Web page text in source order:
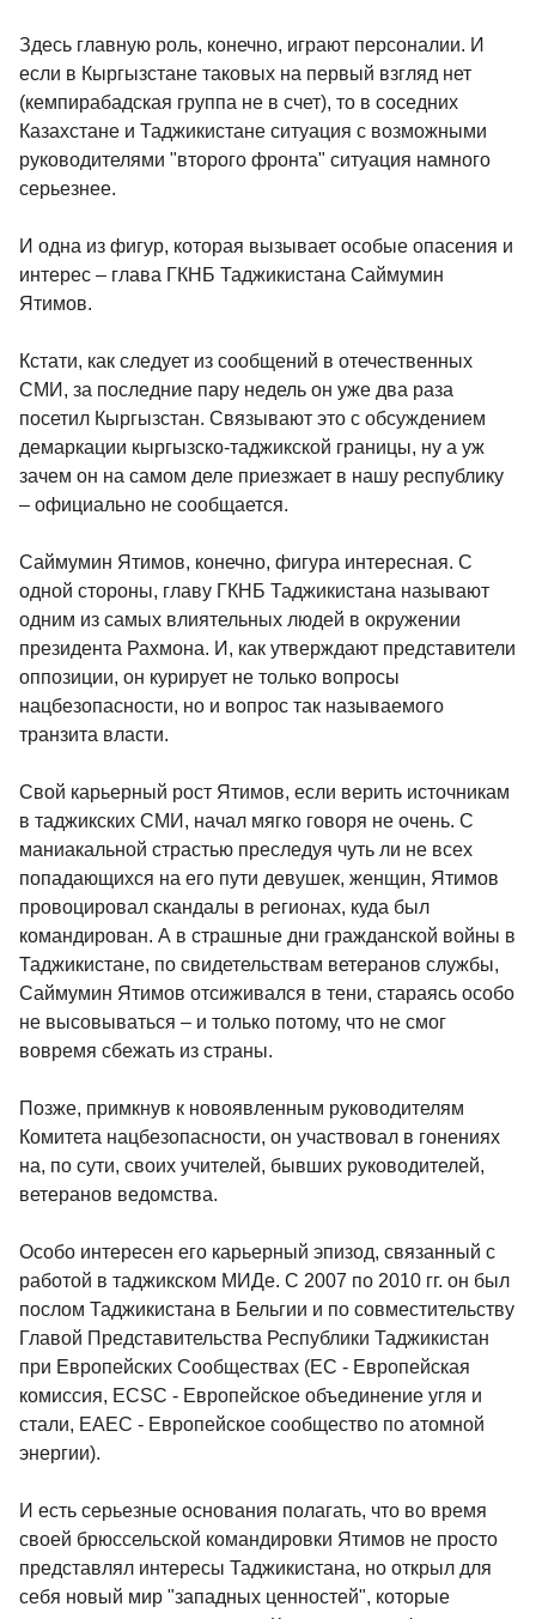
Здесь главную роль, конечно, играют персоналии. И
если в Кыргызстане таковых на первый взгляд нет
(кемпирабадская группа не в счет), то в соседних
Казахстане и Таджикистане ситуация с возможными
руководителями "второго фронта" ситуация намного
серьезнее.
И одна из фигур, которая вызывает особые опасения и
интерес – глава ГКНБ Таджикистана Саймумин
Ятимов.
Кстати, как следует из сообщений в отечественных
СМИ, за последние пару недель он уже два раза
посетил Кыргызстан. Связывают это с обсуждением
демаркации кыргызско-таджикской границы, ну а уж
зачем он на самом деле приезжает в нашу республику
– официально не сообщается.
Саймумин Ятимов, конечно, фигура интересная. С
одной стороны, главу ГКНБ Таджикистана называют
одним из самых влиятельных людей в окружении
президента Рахмона. И, как утверждают представители
оппозиции, он курирует не только вопросы
нацбезопасности, но и вопрос так называемого
транзита власти.
Свой карьерный рост Ятимов, если верить источникам
в таджикских СМИ, начал мягко говоря не очень. С
маниакальной страстью преследуя чуть ли не всех
попадающихся на его пути девушек, женщин, Ятимов
провоцировал скандалы в регионах, куда был
командирован. А в страшные дни гражданской войны в
Таджикистане, по свидетельствам ветеранов службы,
Саймумин Ятимов отсиживался в тени, стараясь особо
не высовываться – и только потому, что не смог
вовремя сбежать из страны.
Позже, примкнув к новоявленным руководителям
Комитета нацбезопасности, он участвовал в гонениях
на, по сути, своих учителей, бывших руководителей,
ветеранов ведомства.
Особо интересен его карьерный эпизод, связанный с
работой в таджикском МИДе. С 2007 по 2010 гг. он был
послом Таджикистана в Бельгии и по совместительству
Главой Представительства Республики Таджикистан
при Европейских Сообществах (ЕС - Европейская
комиссия, ЕСSС - Европейское объединение угля и
стали, ЕАЕС - Европейское сообщество по атомной
энергии).
И есть серьезные основания полагать, что во время
своей брюссельской командировки Ятимов не просто
представлял интересы Таджикистана, но открыл для
себя новый мир "западных ценностей", которые